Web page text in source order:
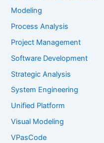
Modeling
Process Analysis
Project Management
Software Development
Strategic Analysis
System Engineering
Unified Platform
Visual Modeling
VPasCode